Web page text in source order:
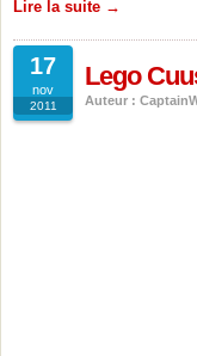
Lire la suite →
17
nov
2011
Lego
Auteur :